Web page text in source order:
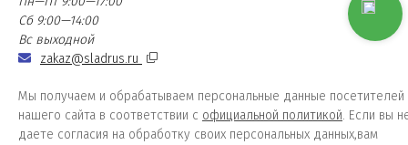
Сб 9:00—14:00
Вс выходной
zakaz@sladrus.ru
Мы получаем и обрабатываем персональные данные посетителей
нашего сайта в соответствии с официальной политикой. Если вы
даете согласия на обработку своих персональных данных,вам